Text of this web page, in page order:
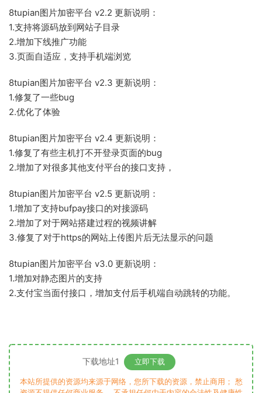
8tupian图片加密平台 v2.2 更新说明：
1.支持将源码放到网站子目录
2.增加下线推广功能
3.页面自适应，支持手机端浏览
8tupian图片加密平台 v2.3 更新说明：
1.修复了一些bug
2.优化了体验
8tupian图片加密平台 v2.4 更新说明：
1.修复了有些主机打不开登录页面的bug
2.增加了对很多其他支付平台的接口支持，
8tupian图片加密平台 v2.5 更新说明：
1.增加了支持bufpay接口的对接源码
2.增加了对于网站搭建过程的视频讲解
3.修复了对于https的网站上传图片后无法显示的问题
8tupian图片加密平台 v3.0 更新说明：
1.增加对静态图片的支持
2.支付宝当面付接口，增加支付后手机端自动跳转的功能。
下载地址1 立即下载
本站所提供的资源均来源于网络，您所下载的资源，禁止商用； 愁